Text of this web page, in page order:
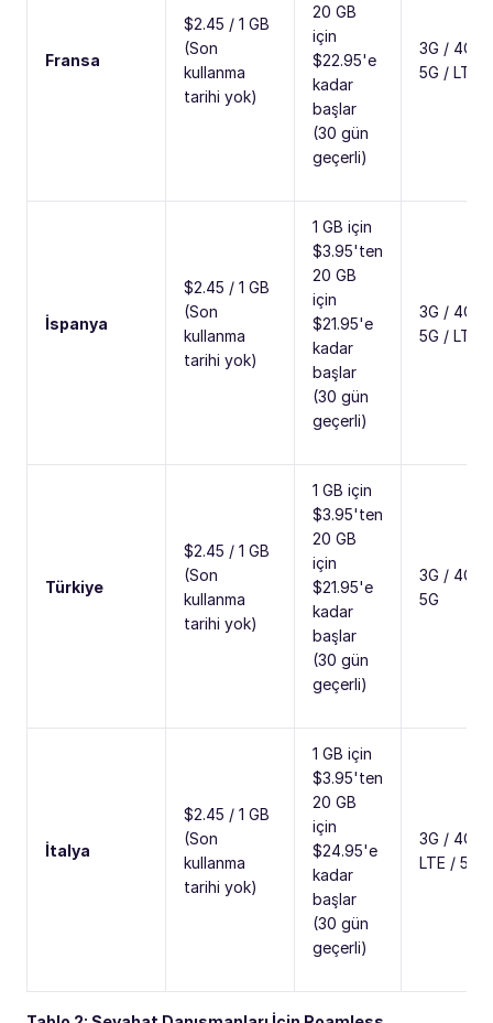
Fransa
$2.45 / 1 GB
(Son
kullanma
tarihi yok)
20 GB
için
$22.95'e
kadar
başlar
(30 gün
geçerli)
3G / 4G /
5G / LTE
İspanya
$2.45 / 1 GB
(Son
kullanma
tarihi yok)
1 GB için
$3.95'ten
20 GB
için
$21.95'e
kadar
başlar
(30 gün
geçerli)
3G / 4G /
5G / LTE
Türkiye
$2.45 / 1 GB
(Son
kullanma
tarihi yok)
1 GB için
$3.95'ten
20 GB
için
$21.95'e
kadar
başlar
(30 gün
geçerli)
3G / 4G /
5G
İtalya
$2.45 / 1 GB
(Son
kullanma
tarihi yok)
1 GB için
$3.95'ten
20 GB
için
$24.95'e
kadar
başlar
(30 gün
geçerli)
3G / 4G /
LTE / 5G